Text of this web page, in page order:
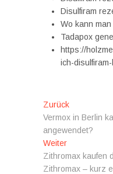
Disulfiram
Wo kann
Tadapox
https://
ich-
ZurückVorheriger
Beitrag:
Vermox in Berlin
angewendet?
WeiterNächster
Beitrag:
Zithromax kaufen
Zithromax – kurz